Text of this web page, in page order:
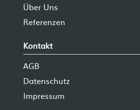
Über Uns
Referenzen
Kontakt
AGB
Datenschutz
Impressum